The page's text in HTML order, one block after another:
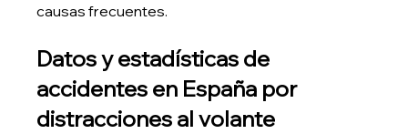
causas frecuentes.
Datos y estadísticas de
accidentes en España por
distracciones al volante